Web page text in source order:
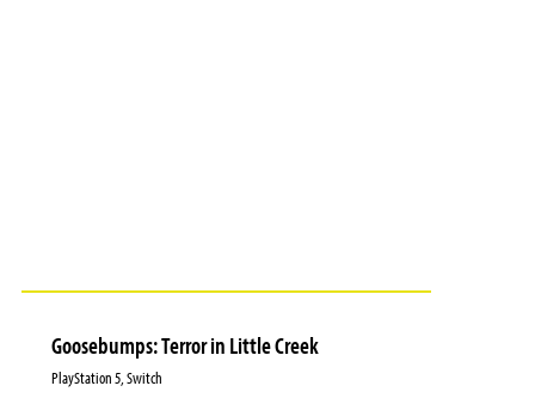
Goosebumps: Terror in Little Creek
PlayStation 5, Switch